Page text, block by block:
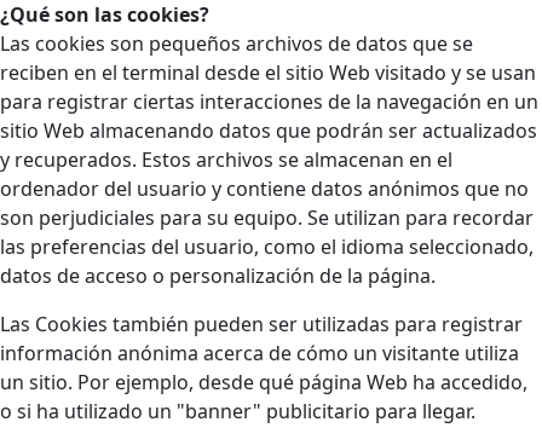
¿Qué son las cookies?
Las cookies son pequeños archivos de datos que se
reciben en el terminal desde el sitio Web visitado y se usan
para registrar ciertas interacciones de la navegación en un
sitio Web almacenando datos que podrán ser actualizados
y recuperados. Estos archivos se almacenan en el
ordenador del usuario y contiene datos anónimos que no
son perjudiciales para su equipo. Se utilizan para recordar
las preferencias del usuario, como el idioma seleccionado,
datos de acceso o personalización de la página.
Las Cookies también pueden ser utilizadas para registrar
información anónima acerca de cómo un visitante utiliza
un sitio. Por ejemplo, desde qué página Web ha accedido,
o si ha utilizado un "banner" publicitario para llegar.